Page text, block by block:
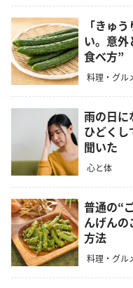
「きゅ
い。意外
食べ方”
料理・グル
雨の日
ひどくし
聞いた
心と体
普通の“
んげんの
方法
料理・グル